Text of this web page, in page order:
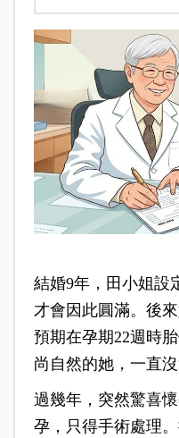
結婚9年，田小姐設
才會因此圓滿。後
預期在孕期22週時
尚自然的她，一直
過幾年，突然驚喜
孕，只得手術處理